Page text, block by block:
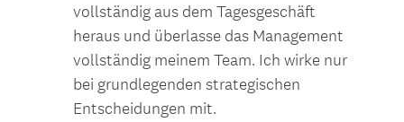
vollständig aus dem Tagesgeschäft
heraus und überlasse das Management
vollständig meinem Team. Ich wirke nur
bei grundlegenden strategischen
Entscheidungen mit.